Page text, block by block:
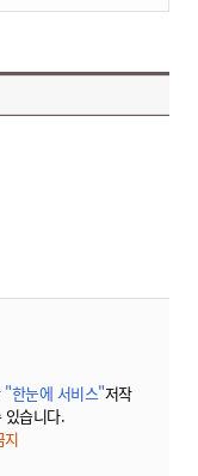
"한눈에 서비스"저작
있습니다.
지